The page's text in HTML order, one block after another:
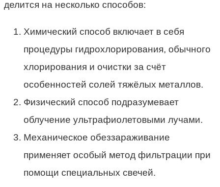
делится на несколько способов:
Химический способ включает в себя
процедуры гидрохлорирования, обычного
хлорирования и очистки за счёт
особенностей солей тяжёлых металлов.
Физический способ подразумевает
облучение ультрафиолетовыми лучами.
Механическое обеззараживание
применяет особый метод фильтрации при
помощи специальных свечей.